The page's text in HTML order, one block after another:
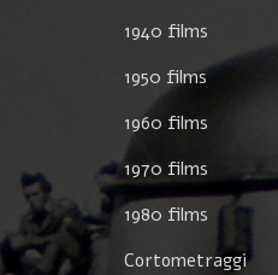
1940 films
1950 films
1960 films
1970 films
1980 films
Cortometraggi